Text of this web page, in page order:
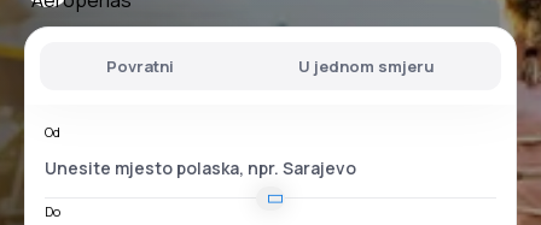
Povratni U jednom smjeru
Od
Do